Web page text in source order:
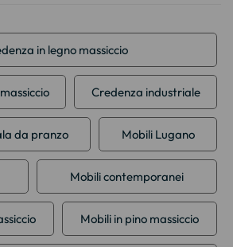
in legno massiccio
Credenza industriale
da pranzo Mobili Lugano
Mobili contemporanei
Mobili in pino massiccio